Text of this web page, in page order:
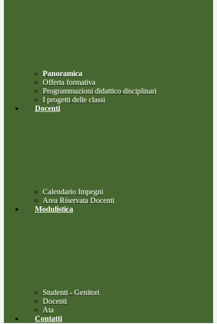
Panoramica
Offerta formativa
Programmazioni didattico disciplinari
I progetti delle classi
Docenti
Calendario Impegni
Area Riservata Docenti
Modulistica
Studenti - Genitori
Docenti
Ata
Contatti